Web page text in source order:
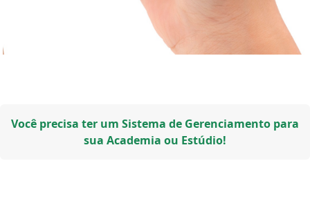
Você precisa ter um Sistema de Gerenciamento para
sua Academia ou Estúdio!